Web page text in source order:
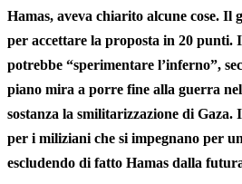
Hamas, aveva chiarito alcune cose. Il
per accettare la proposta in 20 punti.
potrebbe “sperimentare l’inferno”,
piano mira a porre fine alla guerra
sostanza la smilitarizzazione di Gaza.
per i miliziani che si impegnano per
escludendo di fatto Hamas dalla